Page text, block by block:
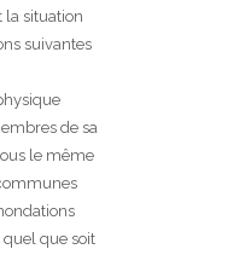
la situation
suivantes
de sa
le même
quel que soit